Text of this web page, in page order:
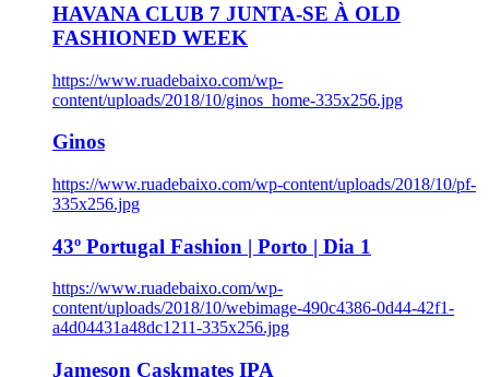
HAVANA CLUB 7 JUNTA-SE À OLD
FASHIONED WEEK
https://www.ruadebaixo.com/wp-
content/uploads/2018/10/ginos_home-335x256.jpg
Ginos
https://www.ruadebaixo.com/wp-content/uploads/2018/10/pf-
335x256.jpg
43º Portugal Fashion | Porto | Dia 1
https://www.ruadebaixo.com/wp-
content/uploads/2018/10/webimage-490c4386-0d44-42f1-
a4d04431a48dc1211-335x256.jpg
Jameson Caskmates IPA